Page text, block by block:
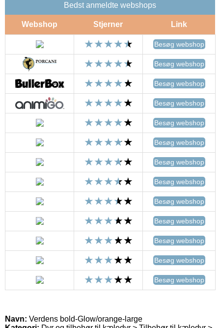
Bedst anmeldte webshops
Webshop Stjerner Link
Besøg webshop
Besøg webshop
Besøg webshop
Besøg webshop
Besøg webshop
Besøg webshop
Besøg webshop
Besøg webshop
Besøg webshop
Besøg webshop
Besøg webshop
Besøg webshop
Besøg webshop
Navn: Verdens bold-Glow/orange-large